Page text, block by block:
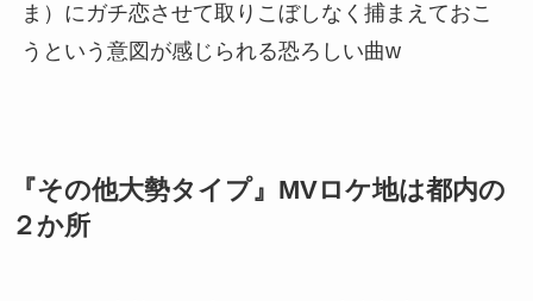
ま）にガチ恋させて取りこぼしなく捕まえておこ
うという意図が感じられる恐ろしい曲w
『その他大勢タイプ』MVロケ地は都内の
２か所